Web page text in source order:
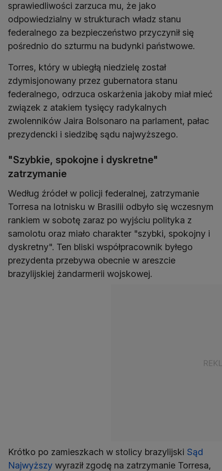
sprawiedliwości zarzuca mu, że jako
odpowiedzialny w strukturach władz stanu
federalnego za bezpieczeństwo przyczynił się
pośrednio do szturmu na budynki państwowe.
Torres, który w ubiegłą niedzielę został
zdymisjonowany przez gubernatora stanu
federalnego, odrzuca oskarżenia jakoby miał mieć
związek z atakiem tysięcy radykalnych
zwolenników Jaira Bolsonaro na parlament, pałac
prezydencki i siedzibę sądu najwyższego.
"Szybkie, spokojne i dyskretne"
zatrzymanie
Według źródeł w policji federalnej, zatrzymanie
Torresa na lotnisku w Brasilii odbyło się wczesnym
rankiem w sobotę zaraz po wyjściu polityka z
samolotu oraz miało charakter "szybki, spokojny i
dyskretny". Ten bliski współpracownik byłego
prezydenta przebywa obecnie w areszcie
brazylijskiej żandarmerii wojskowej.
Krótko po zamieszkach w stolicy brazylijski Sąd
Najwyższy wyraził zgodę na zatrzymanie Torresa,